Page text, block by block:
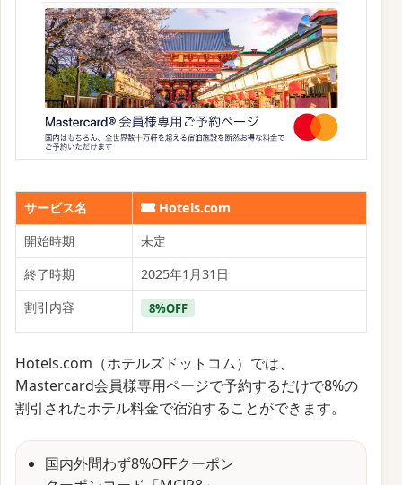
サービス名
Hotels.com
開始時期
未定
終了時期
2025年1月31日
割引内容
8%OFF
Hotels.com（ホテルズドットコム）では、
Mastercard会員様専用ページで予約するだけで8%の
割引されたホテル料金で宿泊することができます。
国内外問わず8%OFFクーポン